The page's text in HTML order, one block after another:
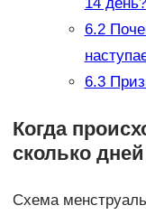
14 день?
6.2
6.3
Когда
сколько
Схема